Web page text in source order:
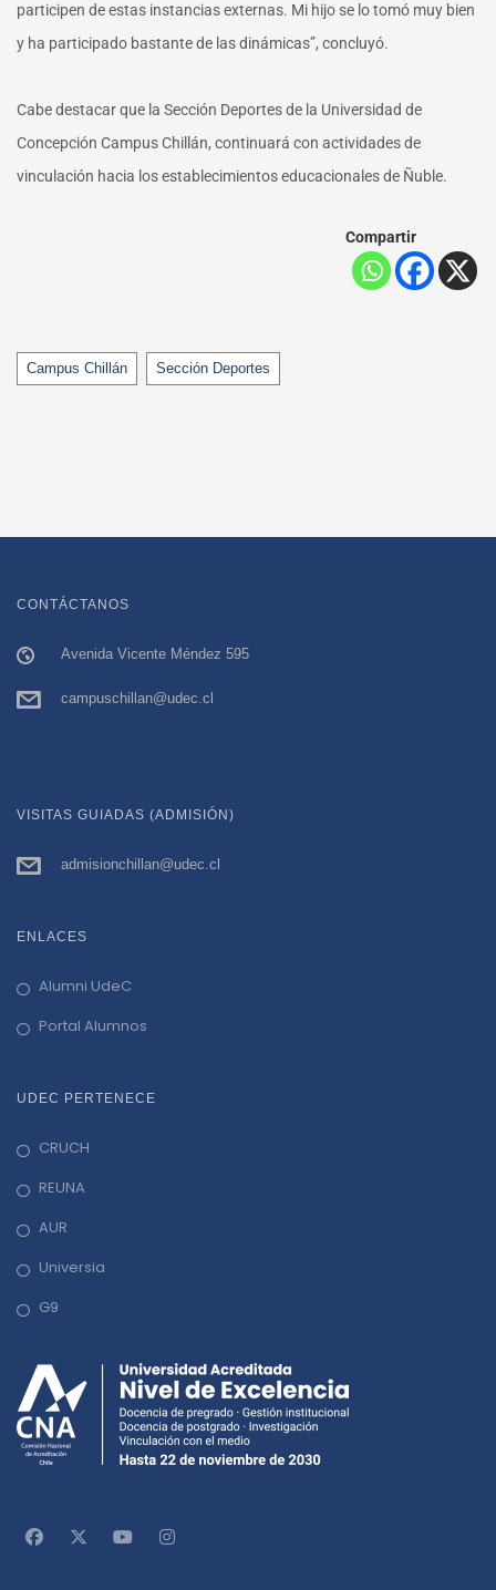
participen de estas instancias externas. Mi hijo se lo tomó muy bien
y ha participado bastante de las dinámicas”, concluyó.
Cabe destacar que la Sección Deportes de la Universidad de
Concepción Campus Chillán, continuará con actividades de
vinculación hacia los establecimientos educacionales de Ñuble.
Compartir
Tags
Campus Chillán Sección Deportes
CONTÁCTANOS
Avenida Vicente Méndez 595
campuschillan@udec.cl
VISITAS GUIADAS (ADMISIÓN)
admisionchillan@udec.cl
ENLACES
Alumni UdeC
Portal Alumnos
UDEC PERTENECE
CRUCH
REUNA
AUR
Universia
G9